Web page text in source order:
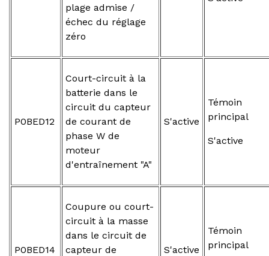
plage admise /
échec du réglage
zéro
P0BED12
Court-circuit à la
batterie dans le
circuit du capteur
de courant de
phase W de
moteur
d'entraînement "A"
S'active
Témoin
principal
S'active
P0BED14
Coupure ou court-
circuit à la masse
dans le circuit de
capteur de
S'active
Témoin
principal